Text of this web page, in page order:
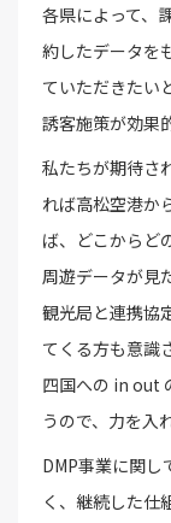
各県によって、
約したデータを
ていただきたい
誘客施策が効果
私たちが期待さ
れば高松空港か
ば、どこからど
周遊データが見
観光局と連携協
てくる方も意識
四国への in out
うので、力を入
DMP事業に関し
く、継続した仕